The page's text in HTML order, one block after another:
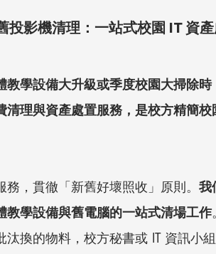
影機清理：一站式校園 IT 資
學設備大升級或季度校園大掃除時
理與資產處置服務，是校方精簡校
，貫徹「新舊好壞照收」原則。 我
學設備與舊電腦的一站式清場工作
換的物料，校方秘書或 IT 資訊小